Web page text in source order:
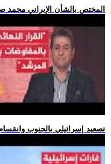
.. المختص بالشأن الإيراني
.. تصعيد إسرائيلي بالجنوب